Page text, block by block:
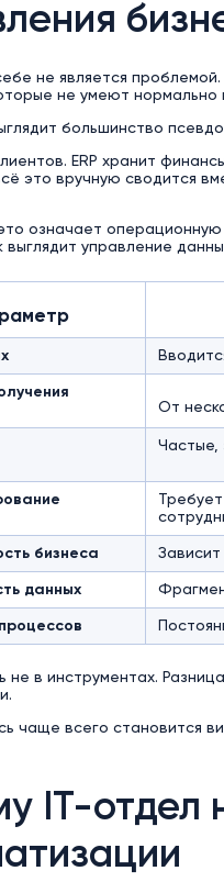
не является
не умеют нормально
большинство
ERP хранит
это вручную сводится
означает
выглядит управление
От
Частые,
бизнеса
данных
не в инструментах.
чаще всего становится
IT-отдел